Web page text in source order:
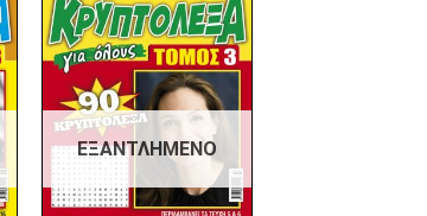
Πρόσθήκη
στην λίστα
επιθυμιών
ΕΞΑΝΤΛΗΜΈΝΟ